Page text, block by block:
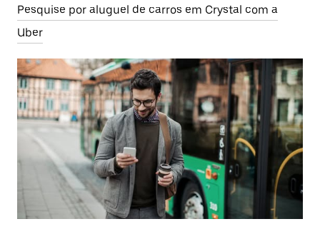
Pesquise por aluguel de carros em Crystal com a
Uber